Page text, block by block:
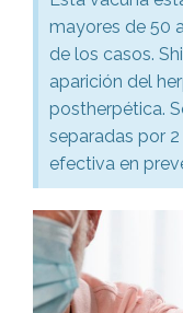
mayores de 50
de los casos.
aparición del
postherpética.
separadas por
efectiva en